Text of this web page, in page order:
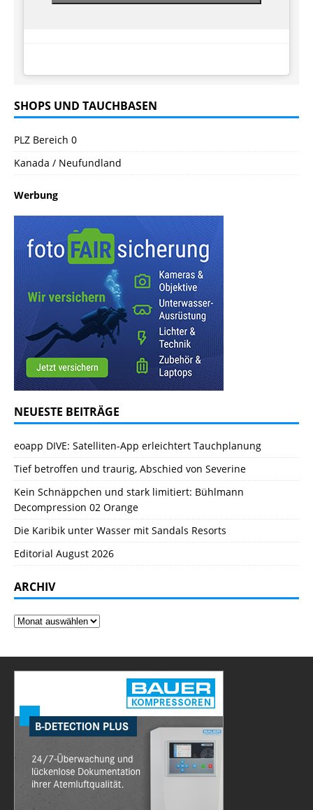
SHOPS UND TAUCHBASEN
PLZ Bereich 0
Kanada / Neufundland
Werbung
NEUESTE BEITRÄGE
eoapp DIVE: Satelliten-App erleichtert Tauchplanung
Tief betroffen und traurig, Abschied von Severine
Kein Schnäppchen und stark limitiert: Bühlmann
Decompression 02 Orange
Die Karibik unter Wasser mit Sandals Resorts
Editorial August 2026
ARCHIV